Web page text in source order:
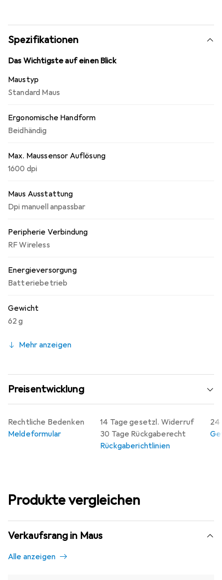
Spezifikationen
Das Wichtigste auf einen Blick
Maustyp
Standard Maus
Ergonomische Handform
Beidhändig
Max. Maussensor Auflösung
1600 dpi
Maus Ausstattung
Dpi manuell anpassbar
Peripherie Verbindung
RF Wireless
Energieversorgung
Batteriebetrieb
Gewicht
62 g
Mehr anzeigen
Preisentwicklung
14 Tage gesetzl. Widerruf
30 Tage Rückgaberecht
Rückgaberichtlinien
24
Rechtliche Bedenken
Meldeformular
Produkte vergleichen
Verkaufsrang in Maus
Alle anzeigen